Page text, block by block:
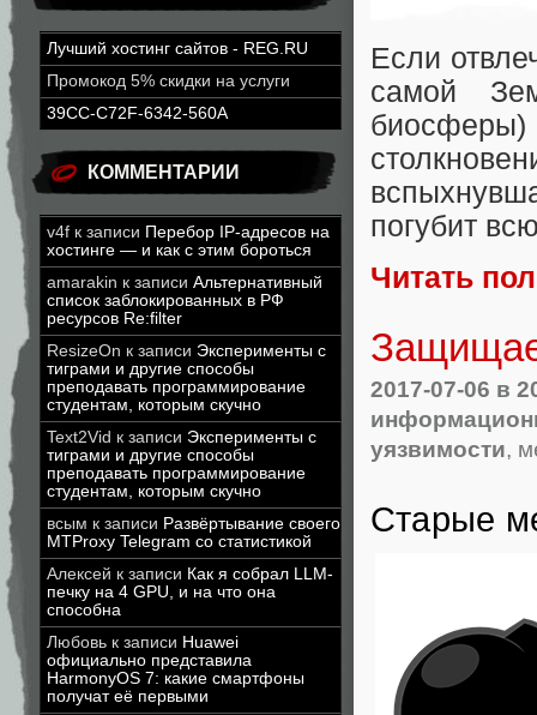
Лучший хостинг сайтов - REG.RU
Промокод 5% скидки на услуги
39CC-C72F-6342-560A
КОММЕНТАРИИ
v4f к записи Перебор IP-адресов на
хостинге — и как с этим бороться
amarakin к записи Альтернативный
список заблокированных в РФ
ресурсов Re:filter
ResizeOn к записи Эксперименты с
тиграми и другие способы
преподавать программирование
студентам, которым скучно
Text2Vid к записи Эксперименты с
тиграми и другие способы
преподавать программирование
студентам, которым скучно
всым к записи Развёртывание своего
MTProxy Telegram со статистикой
Алексей к записи Как я собрал LLM-
печку на 4 GPU, и на что она
способна
Любовь к записи Huawei
официально представила
HarmonyOS 7: какие смартфоны
получат её первыми
Если
самой
погубит
Читать
2017-07-06 в
уязвимости,
Старые